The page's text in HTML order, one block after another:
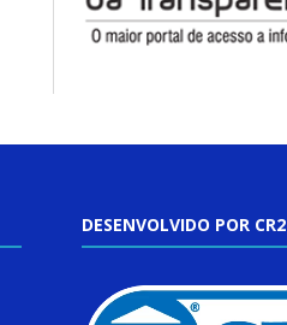
DESENVOLVIDO POR CR2